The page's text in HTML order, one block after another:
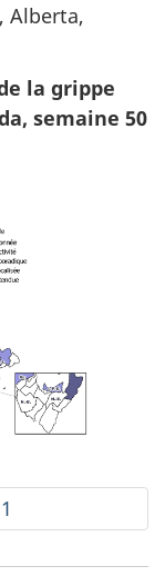
Alberta,
la grippe
semaine 50